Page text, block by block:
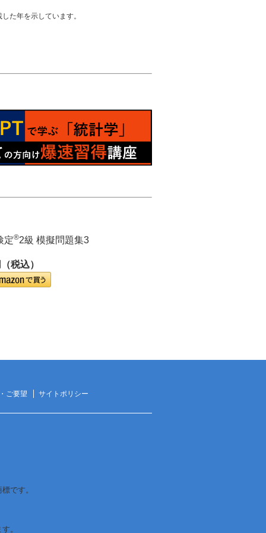
た年を示しています。
定®2級 模擬問題集3
税込）
ご要望 サイトポリシー
です。
。